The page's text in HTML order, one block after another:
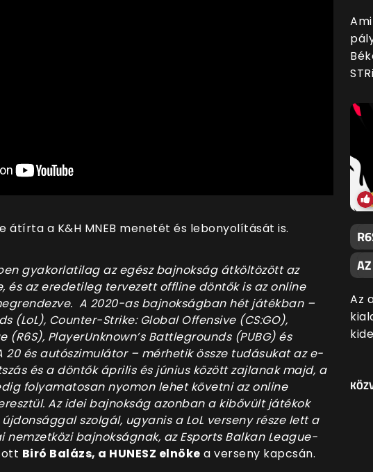
átírta a K&H MNEB menetét és lebonyolítását is.
gyakorlatilag az egész bajnokság átköltözött az
és az eredetileg tervezett offline döntők is az online
A 2020-as bajnokságban hét játékban –
(LoL), Counter-Strike: Global Offensive (CS:GO),
(R6S), PlayerUnknown’s Battlegrounds (PUBG) és
20 és autószimulátor – mérhetik össze tudásukat az e-
és a döntők április és június között zajlanak majd, a
folyamatosan nyomon lehet követni az online
Az idei bajnokság azonban a kibővült játékok
szolgál, ugyanis a LoL verseny része lett a
bajnokságnak, az Esports Balkan League-
Biró Balázs, a HUNESZ elnöke a verseny kapcsán.
Az